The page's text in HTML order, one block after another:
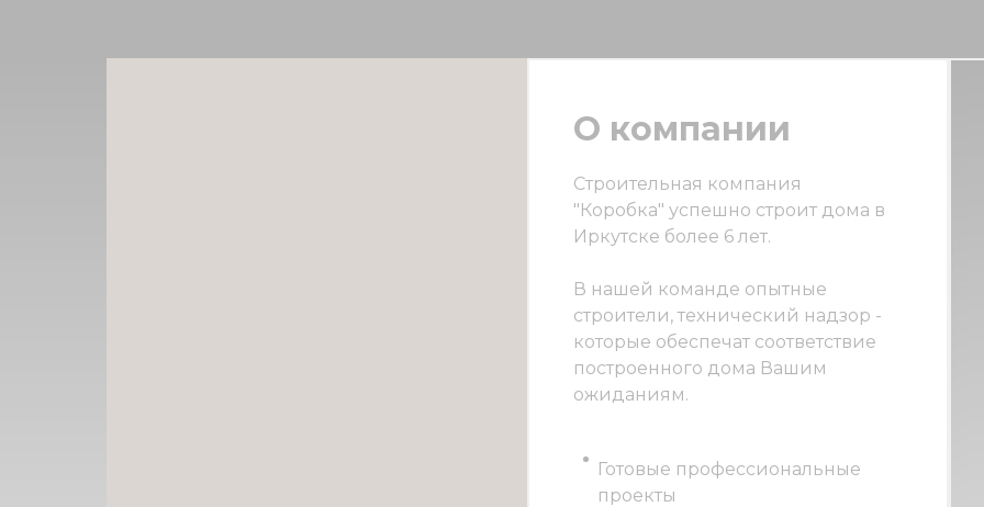
О компании
Строительная компания
"Коробка" успешно строит дома в
Иркутске более 6 лет.
В нашей команде опытные
строители, технический надзор -
которые обеспечат соответствие
построенного дома Вашим
ожиданиям.
Готовые профессиональные
проекты